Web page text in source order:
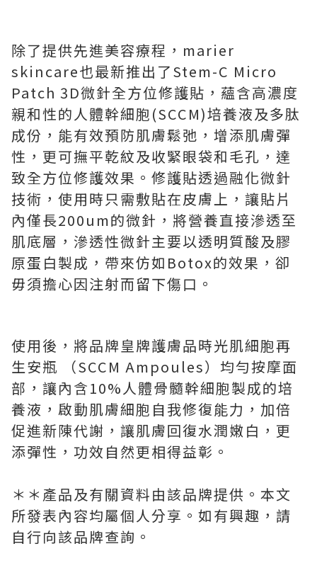
除了提供先進美容療程，marier
skincare也最新推出了Stem-C Micro
Patch 3D微針全方位修護貼，蘊含高濃度
親和性的人體幹細胞(SCCM)培養液及多肽
成份，能有效預防肌膚鬆弛，增添肌膚彈
性，更可撫平乾紋及收緊眼袋和毛孔，達
致全方位修護效果。修護貼透過融化微針
技術，使用時只需敷貼在皮膚上，讓貼片
內僅長200um的微針，將營養直接滲透至
肌底層，滲透性微針主要以透明質酸及膠
原蛋白製成，帶來仿如Botox的效果，卻
毋須擔心因注射而留下傷口。
使用後，將品牌皇牌護膚品時光肌細胞再
生安瓶 （SCCM Ampoules）均勻按摩面
部，讓內含10%人體骨髓幹細胞製成的培
養液，啟動肌膚細胞自我修復能力，加倍
促進新陳代謝，讓肌膚回復水潤嫩白，更
添彈性，功效自然更相得益彰。
＊＊產品及有關資料由該品牌提供。本文
所發表內容均屬個人分享。如有興趣，請
自行向該品牌查詢。